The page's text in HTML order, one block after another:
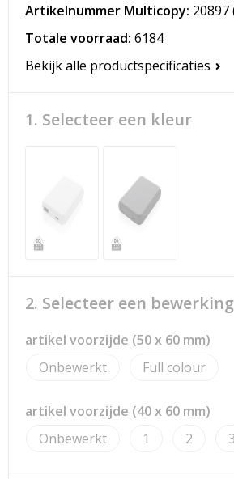
Schoudertassen
Sporttassen
Strandtassen
Waterbestendige tassen
Reistassensets
Trolleys
Artikelnummer Multicopy: 20897
Totale voorraad: 6184
Bekijk alle productspecificaties
1. Selecteer een kleur
2. Selecteer een bewerking
artikel voorzijde (50 x 60 mm)
Onbewerkt
Full colour
artikel voorzijde (40 x 60 mm)
Onbewerkt
1 2 3